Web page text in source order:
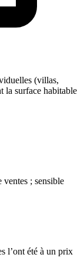
(villas,
la surface habitable
ventes ; sensible
l’ont été à un prix